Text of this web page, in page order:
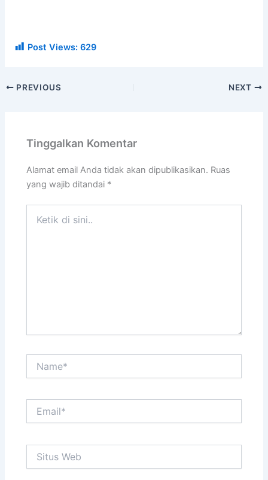
Post Views: 629
PREVIOUS NEXT
Tinggalkan Komentar
Alamat email Anda tidak akan dipublikasikan. Ruas
yang wajib ditandai *
Web